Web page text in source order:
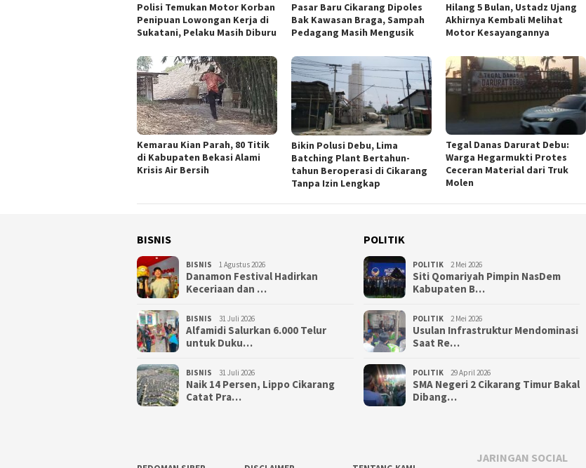
Polisi Temukan Motor Korban
Penipuan Lowongan Kerja di
Sukatani, Pelaku Masih Diburu
Pasar Baru Cikarang Dipoles
Bak Kawasan Braga, Sampah
Pedagang Masih Mengusik
Hilang 5 Bulan, Ustadz Ujang
Akhirnya Kembali Melihat
Motor Kesayangannya
Kemarau Kian Parah, 80 Titik
di Kabupaten Bekasi Alami
Krisis Air Bersih
Bikin Polusi Debu, Lima
Batching Plant Bertahun-
tahun Beroperasi di Cikarang
Tanpa Izin Lengkap
Tegal Danas Darurat Debu:
Warga Hegarmukti Protes
Ceceran Material dari Truk
Molen
BISNIS
BISNIS 1 Agustus 2026
Danamon Festival Hadirkan
Keceriaan dan …
BISNIS 31 Juli 2026
Alfamidi Salurkan 6.000 Telur
untuk Duku…
BISNIS 31 Juli 2026
Naik 14 Persen, Lippo Cikarang
Catat Pra…
POLITIK
POLITIK 2 Mei 2026
Siti Qomariyah Pimpin NasDem
Kabupaten B…
POLITIK 2 Mei 2026
Usulan Infrastruktur Mendominasi
Saat Re…
POLITIK 29 April 2026
SMA Negeri 2 Cikarang Timur Bakal
Dibang…
JARINGAN SOCIAL